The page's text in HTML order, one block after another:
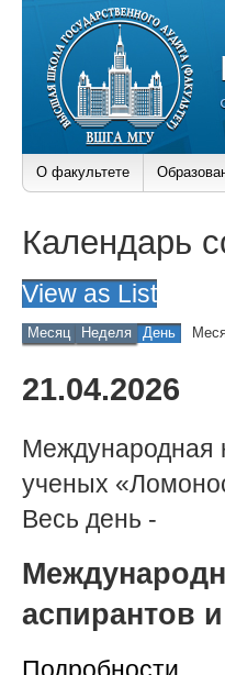
О факультете
Календарь
View as List
Месяц Неделя День
21.04.2026
Международная
ученых
Весь день -
аспирантов